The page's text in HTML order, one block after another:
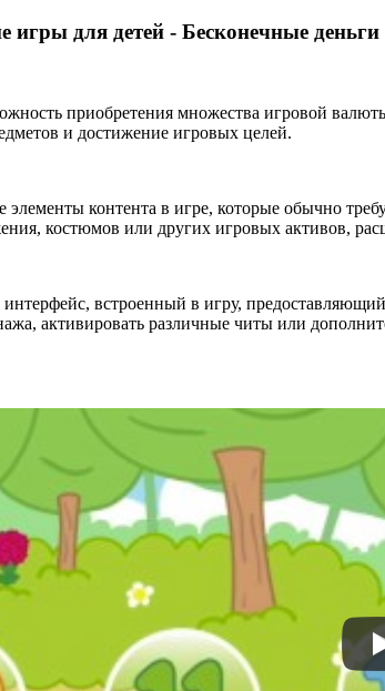
игры для детей - Бесконечные деньги
приобретения множества игровой
и достижение игровых целей.
элементы контента в игре, которые обычно
костюмов или других игровых активов,
встроенный в игру,
активировать различные читы или